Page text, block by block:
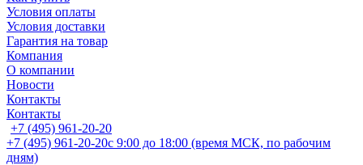
Условия оплаты
Условия доставки
Гарантия на товар
Компания
О компании
Новости
Контакты
Контакты
+7 (495) 961-20-20
+7 (495) 961-20-20с 9:00 до 18:00 (время МСК, по рабочим
дням)